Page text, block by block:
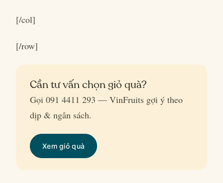
[/col]
[/row]
Cần tư vấn chọn giỏ quà?
Gọi 091 4411 293 — VinFruits gợi ý theo
dịp & ngân sách.
Xem giỏ quà